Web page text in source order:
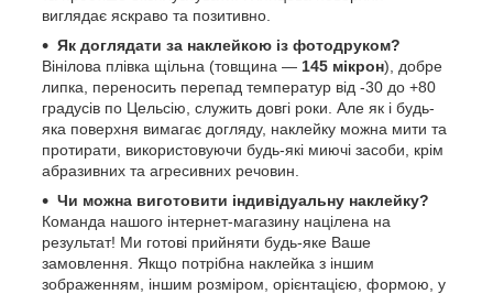
виглядає яскраво та позитивно.
Як доглядати за наклейкою із фотодруком?
Вінілова плівка щільна (товщина — 145 мікрон), добре
липка, переносить перепад температур від -30 до +80
градусів по Цельсію, служить довгі роки. Але як і будь-
яка поверхня вимагає догляду, наклейку можна мити та
протирати, використовуючи будь-які миючі засоби, крім
абразивних та агресивних речовин.
Чи можна виготовити індивідуальну наклейку?
Команда нашого інтернет-магазину націлена на
результат! Ми готові прийняти будь-яке Ваше
замовлення. Якщо потрібна наклейка з іншим
зображенням, іншим розміром, орієнтацією, формою, у